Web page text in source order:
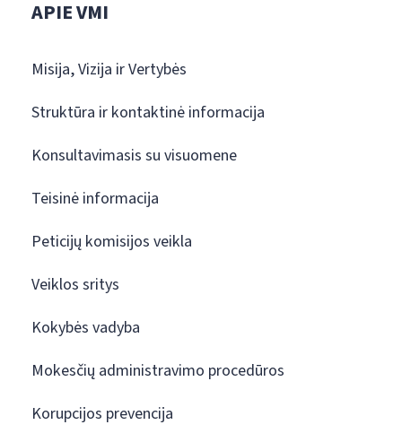
APIE VMI
Misija, Vizija ir Vertybės
Struktūra ir kontaktinė informacija
Konsultavimasis su visuomene
Teisinė informacija
Peticijų komisijos veikla
Veiklos sritys
Kokybės vadyba
Mokesčių administravimo procedūros
Korupcijos prevencija